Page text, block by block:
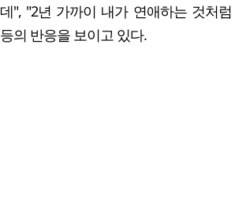
데", "2년 가까이 내가 연애하는 것처
등의 반응을 보이고 있다.